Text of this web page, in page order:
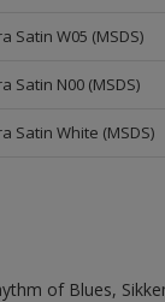
Satin W05 (MSDS)
Satin N00 (MSDS)
Satin White (MSDS)
of Blues,